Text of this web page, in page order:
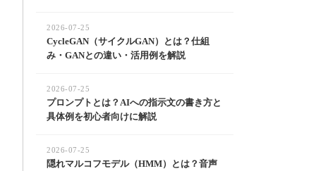
CycleGAN（サイクルGAN）とは？仕組
み・GANとの違い・活用例を解説
2026-07-25
プロンプトとは？AIへの指示文の書き方と
具体例を初心者向けに解説
2026-07-25
隠れマルコフモデル（HMM）とは？音声
2026-07-25